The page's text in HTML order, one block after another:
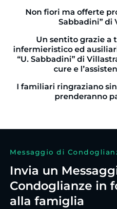
Non fiori ma offerte
Sabbadini” di
Un sentito grazie a
infermieristico ed
“U. Sabbadini” di
cure e
I familiari ringraziano
prenderanno
Messaggio di
Invia un
Condoglianze in
alla famiglia